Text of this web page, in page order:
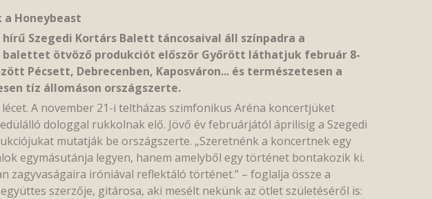
Honeybeast
Szegedi Kortárs Balett táncosaival áll színpadra a
balettet ötvöző produkciót először Győrött láthatjuk február 8-
Pécsett, Debrecenben, Kaposváron... és természetesen a
tíz állomáson országszerte.
A november 21-i teltházas szimfonikus Aréna koncertjüket
dologgal rukkolnak elő. Jövő év februárjától áprilisig a Szegedi
mutatják be országszerte. „Szeretnénk a koncertnek egy
egymásutánja legyen, hanem amelyből egy történet bontakozik ki.
zagyvaságaira iróniával reflektáló történet.” – foglalja össze a
szerzője, gitárosa, aki mesélt nekünk az ötlet születéséről is: